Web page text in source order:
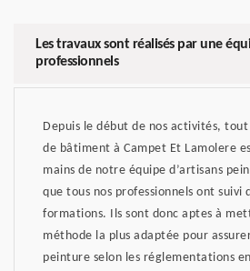
Les travaux sont réalisés par une
professionnels
Depuis le début de nos activités,
de bâtiment à Campet Et Lamolere
mains de notre équipe d’artisans
que tous nos professionnels ont suivi
formations. Ils sont donc aptes à
méthode la plus adaptée pour
peinture selon les réglementations